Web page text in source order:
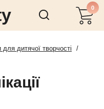
0
для дитячої творчості
/